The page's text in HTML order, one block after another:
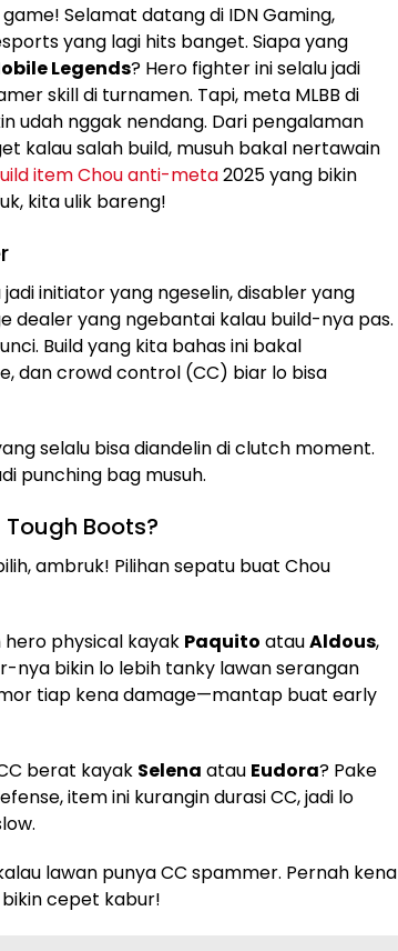
Selamat datang di IDN Gaming,
yang lagi hits banget. Siapa yang
Legends? Hero fighter ini selalu jadi
skill di turnamen. Tapi, meta MLBB di
udah nggak nendang. Dari pengalaman
kalau salah build, musuh bakal nertawain
item Chou anti-meta2025 yang bikin
kita ulik bareng!
initiator yang ngeselin, disabler yang
dealer yang ngebantai kalau build-nya pas.
Build yang kita bahas ini bakal
dan crowd control (CC) biar lo bisa
selalu bisa diandelin di clutch moment.
punching bag musuh.
Boots?
ambruk! Pilihan sepatu buat Chou
hero physical kayak Paquito atauAldous,
nya bikin lo lebih tanky lawan serangan
tiap kena damage—mantap buat early
berat kayak Selena atau Eudora? Pake
item ini kurangin durasi CC, jadi lo
lawan punya CC spammer. Pernah kena
bikin cepet kabur!